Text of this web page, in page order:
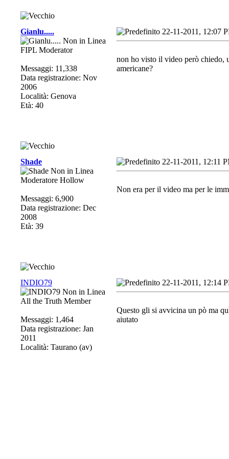
Gianlu.....
FIPL Moderator
Messaggi: 11,338
Data registrazione: Nov
2006
Località: Genova
Età: 40
22-11-2011, 12:07
non ho visto il video però chiedo,
americane?
Shade
Moderatore Hollow
Messaggi: 6,900
Data registrazione: Dec
2008
Età: 39
22-11-2011, 12:11
Non era per il video ma per le
INDIO79
All the Truth Member
Messaggi: 1,464
Data registrazione: Jan
2011
Località: Taurano (av)
22-11-2011, 12:14
Questo gli si avvicina un pò ma
aiutato